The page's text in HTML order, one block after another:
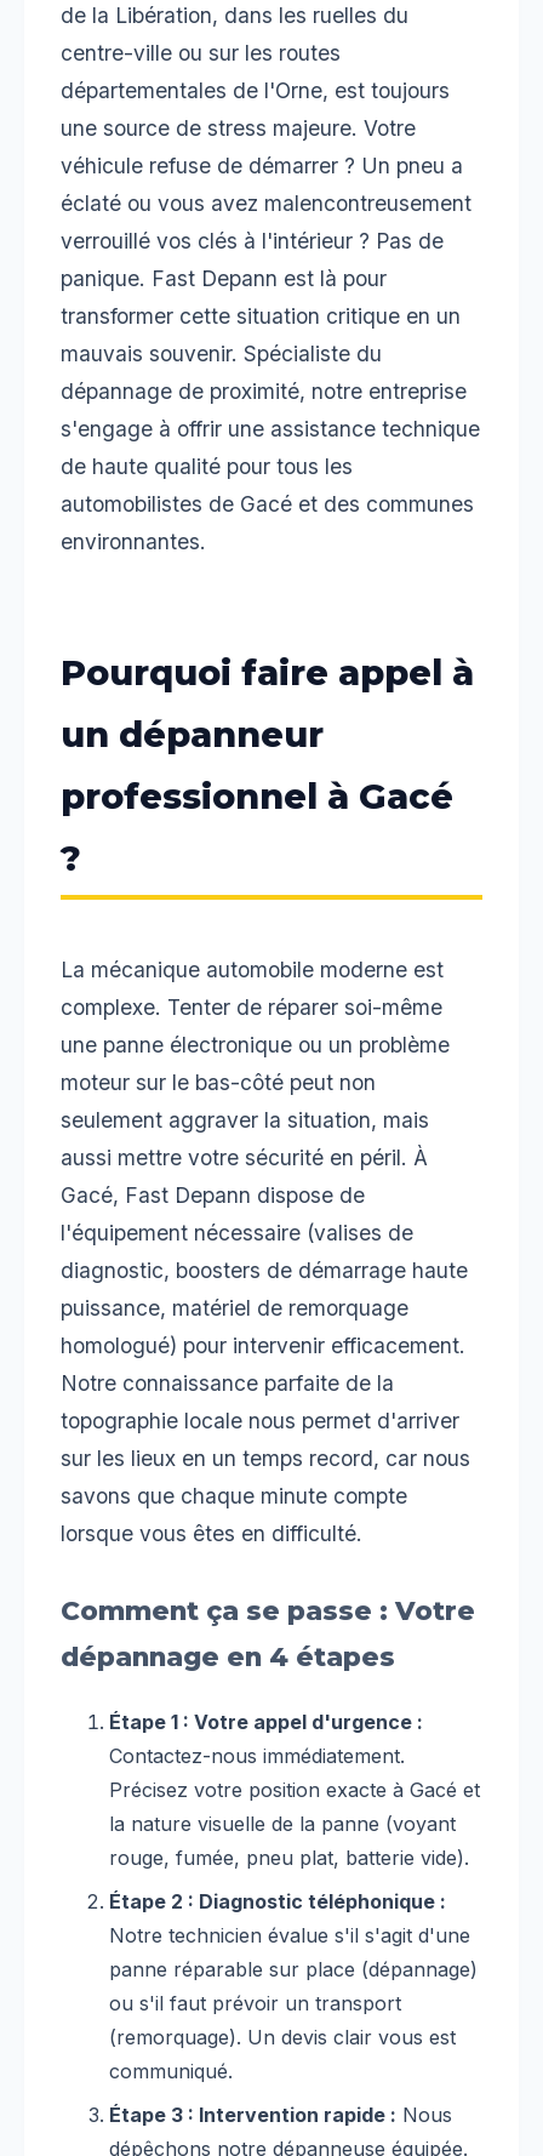
de la Libération, dans les ruelles du
centre-ville ou sur les routes
départementales de l'Orne, est toujours
une source de stress majeure. Votre
véhicule refuse de démarrer ? Un pneu a
éclaté ou vous avez malencontreusement
verrouillé vos clés à l'intérieur ? Pas de
panique. Fast Depann est là pour
transformer cette situation critique en un
mauvais souvenir. Spécialiste du
dépannage de proximité, notre entreprise
s'engage à offrir une assistance technique
de haute qualité pour tous les
automobilistes de Gacé et des communes
environnantes.
Pourquoi faire appel à
un dépanneur
professionnel à Gacé
?
La mécanique automobile moderne est
complexe. Tenter de réparer soi-même
une panne électronique ou un problème
moteur sur le bas-côté peut non
seulement aggraver la situation, mais
aussi mettre votre sécurité en péril. À
Gacé, Fast Depann dispose de
l'équipement nécessaire (valises de
diagnostic, boosters de démarrage haute
puissance, matériel de remorquage
homologué) pour intervenir efficacement.
Notre connaissance parfaite de la
topographie locale nous permet d'arriver
sur les lieux en un temps record, car nous
savons que chaque minute compte
lorsque vous êtes en difficulté.
Comment ça se passe : Votre
dépannage en 4 étapes
Étape 1 : Votre appel d'urgence :
Contactez-nous immédiatement.
Précisez votre position exacte à Gacé et
la nature visuelle de la panne (voyant
rouge, fumée, pneu plat, batterie vide).
Étape 2 : Diagnostic téléphonique :
Notre technicien évalue s'il s'agit d'une
panne réparable sur place (dépannage)
ou s'il faut prévoir un transport
(remorquage). Un devis clair vous est
communiqué.
Étape 3 : Intervention rapide : Nous
dépêchons notre dépanneuse équipée.